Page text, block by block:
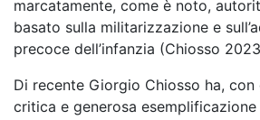
marcatamente, come è noto,
basato sulla militarizzazione e
precoce dell’infanzia (Chiosso
Di recente Giorgio Chiosso ha,
critica e generosa